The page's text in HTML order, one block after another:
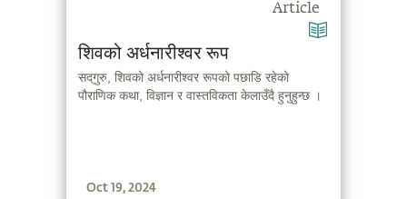
Article
शिवको अर्धनारीश्वर रूप
सद्‌गुरु, शिवको अर्धनारीश्वर रूपको पछाडि रहेको
Oct 19, 2024